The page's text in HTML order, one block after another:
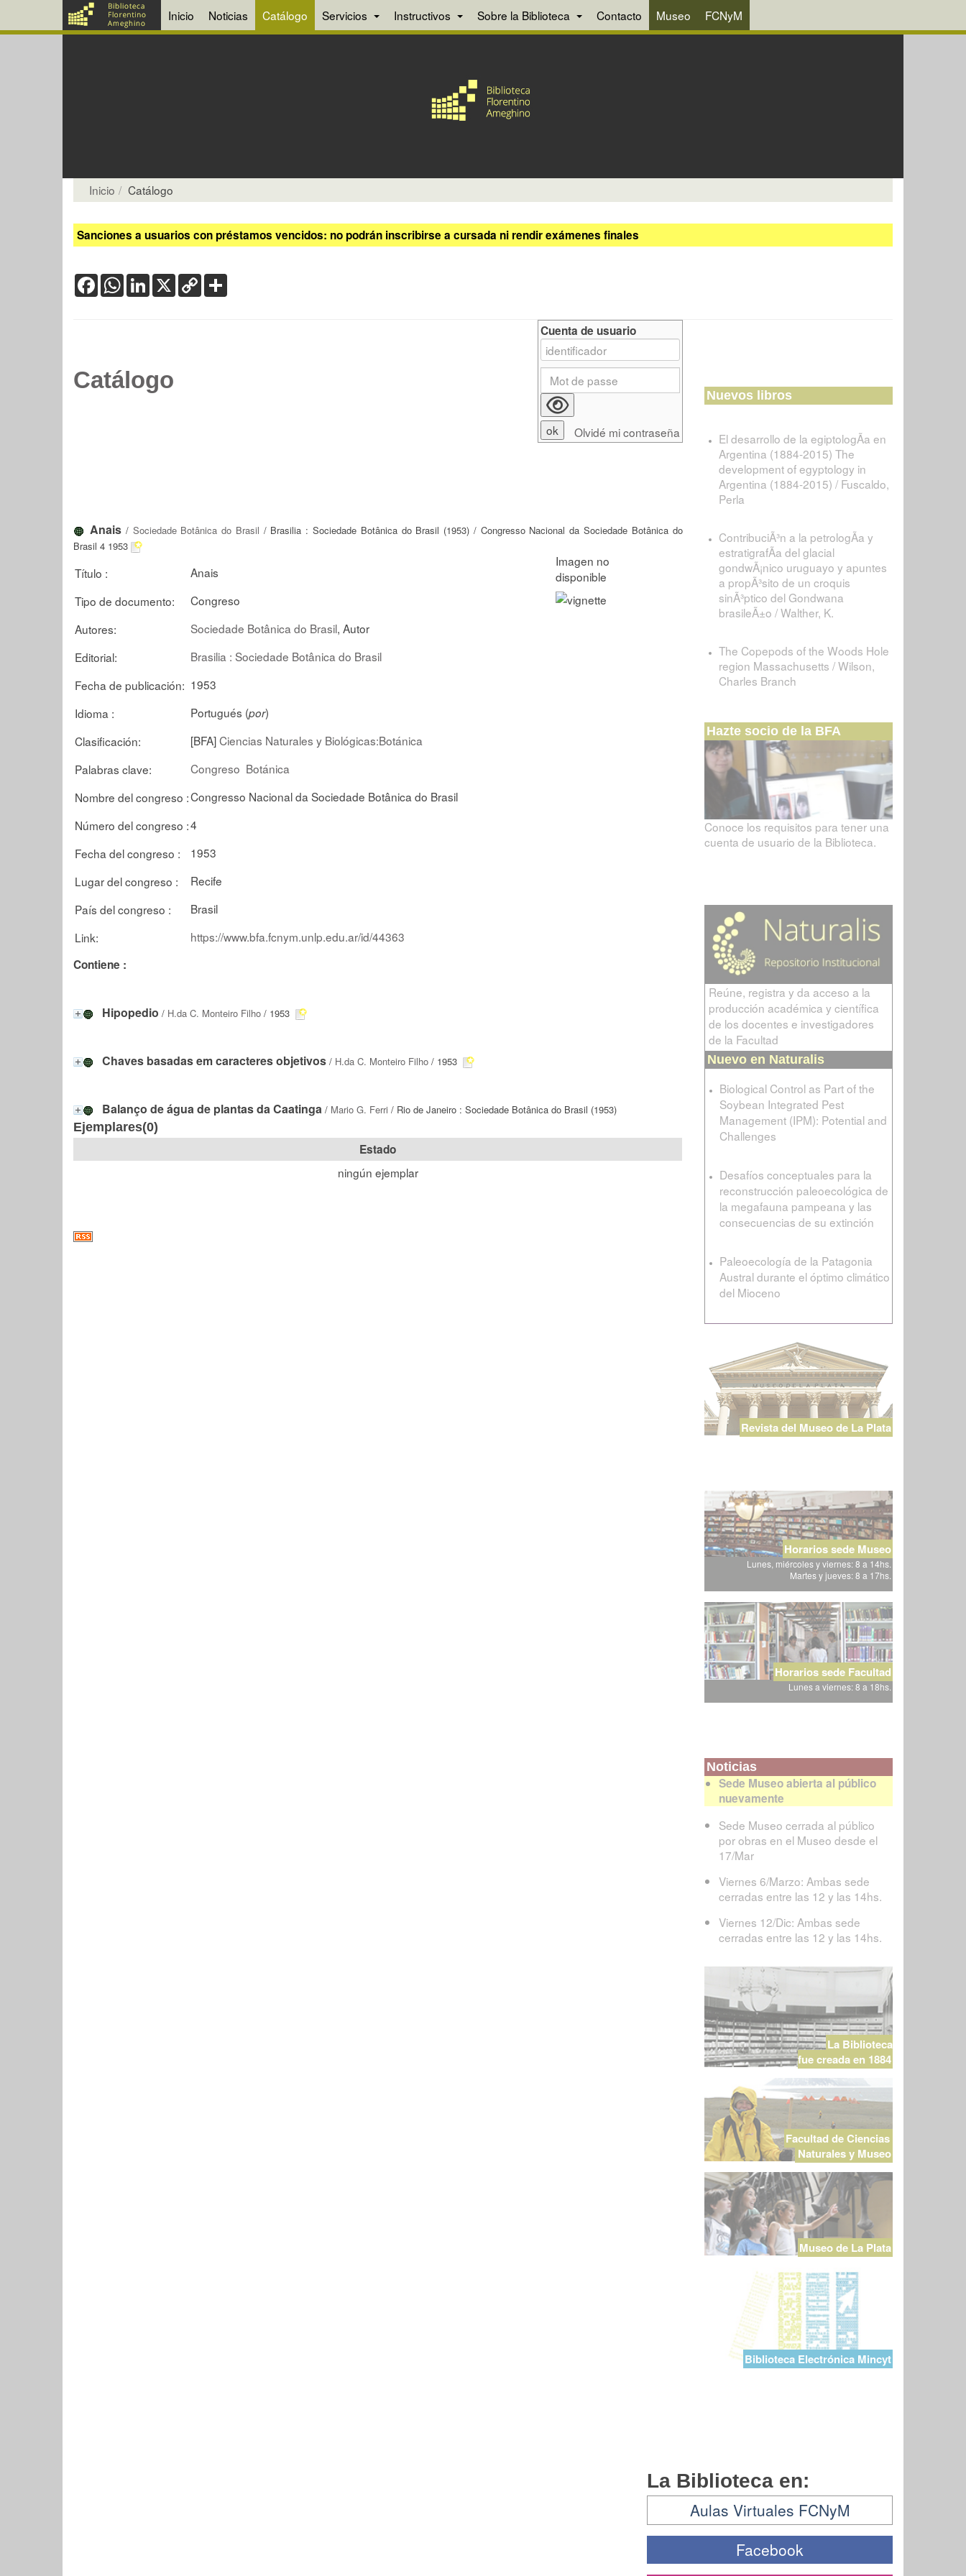
Inicio Noticias Catálogo Servicios Instructivos Sobre la Biblioteca Contacto Museo FCNyM
Inicio Catálogo
Sanciones a usuarios con préstamos vencidos: no podrán inscribirse a cursada ni rendir exámenes finales
FacebookWhatsApp
LinkedIn
X Copy
Link
Catálogo
Anais / Sociedade Botânica do Brasil / Brasilia : Sociedade Botânica do Brasil (1953) / Congresso Nacional da Sociedade Botânica do
Brasil 4 1953
Título :
Anais
Tipo de documento:
Congreso
Autores:
Sociedade Botânica do Brasil, Autor
Editorial:
Brasilia : Sociedade Botânica do Brasil
Fecha de publicación: 1953
Idioma :
Portugués (por)
Clasificación:
[BFA]Ciencias Naturales y Biológicas:Botánica
Palabras clave:
Congreso Botánica
Nombre del congreso :Congresso Nacional da Sociedade Botânica do Brasil
Número del congreso :4
Fecha del congreso :
1953
Lugar del congreso :
Recife
País del congreso :
Brasil
Link:
https://www.bfa.fcnym.unlp.edu.ar/id/44363
Contiene :
Hipopedio / H.da C. Monteiro Filho / 1953
Chaves basadas em caracteres objetivos / H.da C. Monteiro Filho / 1953
Balanço de água de plantas da Caatinga / Mario G. Ferri / Rio de Janeiro : Sociedade Botânica do Brasil (1953)
Ejemplares(0)
Estado
ningún ejemplar
Cuenta de usuario
Olvidé mi contraseña
Nuevos libros
El desarrollo de la egiptologÃ­a en
Argentina (1884-2015) The
development of egyptology in
Argentina (1884-2015) / Fuscaldo,
Perla
ContribuciÃ³n a la petrologÃ­a y
estratigrafÃ­a del glacial
gondwÃ¡nico uruguayo y apuntes
a propÃ³sito de un croquis
sinÃ³ptico del Gondwana
brasileÃ±o / Walther, K.
The Copepods of the Woods Hole
region Massachusetts / Wilson,
Charles Branch
Hazte socio de la BFA
Conoce los requisitos para tener una
cuenta de usuario de la Biblioteca.
Reúne, registra y da acceso a la
producción académica y científica
de los docentes e investigadores
de la Facultad
Nuevo en Naturalis
Biological Control as Part of the
Soybean Integrated Pest
Management (IPM): Potential and
Challenges
Desafíos conceptuales para la
reconstrucción paleoecológica de
la megafauna pampeana y las
consecuencias de su extinción
Paleoecología de la Patagonia
Austral durante el óptimo climático
del Mioceno
Revista del Museo de La Plata
Horarios sede Museo
Lunes, miércoles y viernes: 8 a 14hs.
Martes y jueves: 8 a 17hs.
Horarios sede Facultad
Lunes a viernes: 8 a 18hs.
Noticias
Sede Museo abierta al público
nuevamente
Sede Museo cerrada al público
por obras en el Museo desde el
17/Mar
Viernes 6/Marzo: Ambas sede
cerradas entre las 12 y las 14hs.
Viernes 12/Dic: Ambas sede
cerradas entre las 12 y las 14hs.
La Biblioteca
fue creada en 1884
Facultad de Ciencias
Naturales y Museo
Museo de La Plata
Biblioteca Electrónica Mincyt
La Biblioteca en:
Aulas Virtuales FCNyM
Facebook